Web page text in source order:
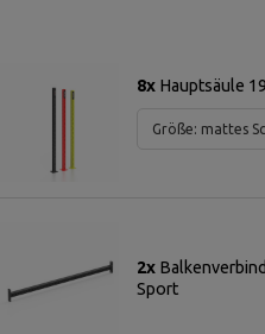
8x Hauptsäule
Größe: mattes
2x
Sport